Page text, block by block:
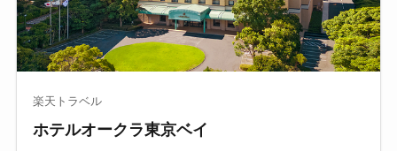
楽天トラベル
ホテルオークラ東京ベイ